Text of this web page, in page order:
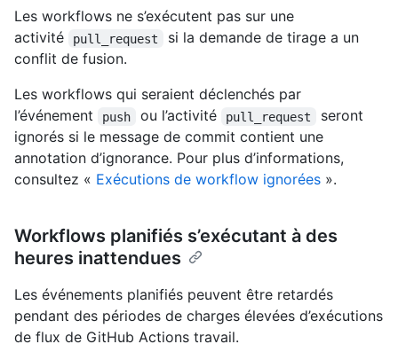
Les workflows ne s’exécutent pas sur une
activité
pull_request
si la demande de tirage a un
conflit de fusion.
Les workflows qui seraient déclenchés par
l’événement
push ou l’activité pull_request
seront
ignorés si le message de commit contient une
annotation d’ignorance. Pour plus d’informations,
consultez « Exécutions de workflow ignorées ».
Workflows planifiés s’exécutant à des
heures inattendues
Les événements planifiés peuvent être retardés
pendant des périodes de charges élevées d’exécutions
de flux de GitHub Actions travail.